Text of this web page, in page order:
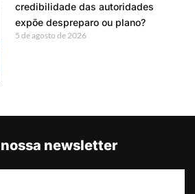
credibilidade das autoridades
expõe despreparo ou plano?
5 de agosto de 2026
newsletter